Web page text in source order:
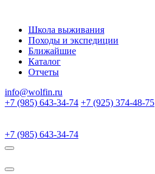
Школа выживания
Походы и экспедиции
Ближайшие
Каталог
Отчеты
info@wolfin.ru
+7 (985) 643-34-74 +7 (925) 374-48-75
+7 (985) 643-34-74